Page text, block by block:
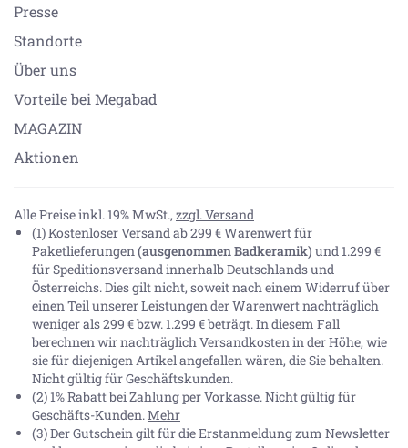
Presse
Standorte
Über uns
Vorteile bei Megabad
MAGAZIN
Aktionen
Alle Preise inkl. 19% MwSt., zzgl. Versand
(1) Kostenloser Versand ab 299 € Warenwert für
Paketlieferungen(ausgenommen Badkeramik) und 1.299 €
für Speditionsversand innerhalb Deutschlands und
Österreichs. Dies gilt nicht, soweit nach einem Widerruf über
einen Teil unserer Leistungen der Warenwert nachträglich
weniger als 299 € bzw. 1.299 € beträgt. In diesem Fall
berechnen wir nachträglich Versandkosten in der Höhe, wie
sie für diejenigen Artikel angefallen wären, die Sie behalten.
Nicht gültig für Geschäftskunden.
(2) 1% Rabatt bei Zahlung per Vorkasse. Nicht gültig für
Geschäfts-Kunden.Mehr
(3) Der Gutschein gilt für die Erstanmeldung zum Newsletter